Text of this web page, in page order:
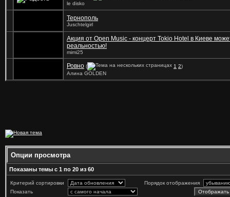
le disko
Тернополь
Juschtelgirl
Акция от Open Music - концерт Tokio Hotel в Киеве
реальностью!
mimi25
Ровно ( 1 2)
Алина GOLDEN
Опции просмотра
Показаны темы с 1 по 20 из 60
Критерий сортировки
Порядок отображения
Показать